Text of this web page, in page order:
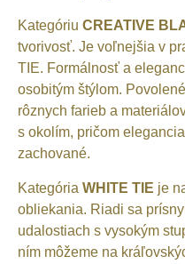
Kategóriu CREATIVE
tvorivosť. Je voľnejšia v
TIE. Formálnosť a
osobitým štýlom.
rôznych farieb a
s okolím, pričom
zachované.
Kategória WHITE TIE je
obliekania. Riadi sa
udalostiach s vysokým
ním môžeme na